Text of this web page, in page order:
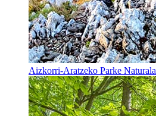
Aizkorri-Aratzeko Parke Naturala